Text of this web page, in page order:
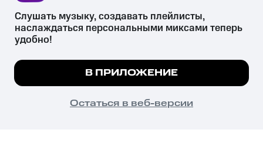
психотропных веществ, их аналогов причиняет вред здоровью,
их незаконный оборот запрещён и влечёт установленную
законодательством ответственность.
© 2026 ООО «КИОН».
Все права защищены
Мы используем куки, чтобы на сайте все
Подробнее
ПОНЯТНО
Слушать музыку, создавать плейлисты,
наслаждаться персональными миксами теперь
удобно!
В ПРИЛОЖЕНИЕ
Остаться в веб-версии